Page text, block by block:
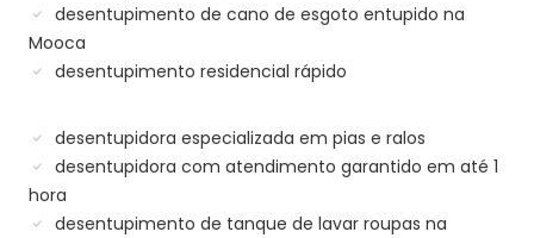
desentupimento de cano de esgoto entupido na
Mooca
desentupimento residencial rápido
desentupidora especializada em pias e ralos
desentupidora com atendimento garantido em até 1
hora
desentupimento de tanque de lavar roupas na